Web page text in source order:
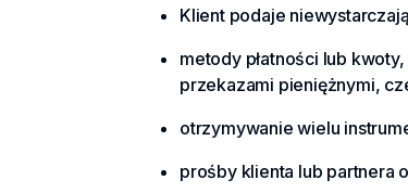
Klient podaje
metody płatności lub
przekazami pieniężnymi,
otrzymywanie wielu
prośby klienta lub partnera